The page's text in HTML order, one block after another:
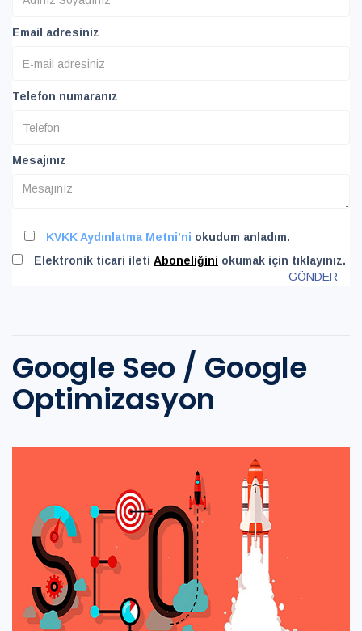
Email adresiniz
Telefon numaranız
Mesajınız
KVKK Aydınlatma Metni’ni okudum anladım.
Elektronik ticari ileti Aboneliğini okumak için tıklayınız.
GÖNDER
Google Seo / Google
Optimizasyon